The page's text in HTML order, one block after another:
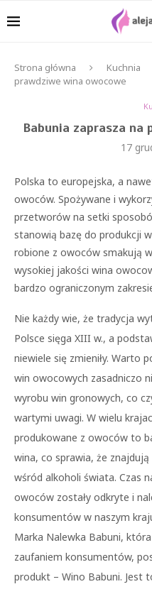
Strona główna Kuchnia
prawdziwe wina owocowe
Babunia zaprasza na
17
Polska to europejska, a
owoców. Spożywane i
przetworów na setki
stanowią bazę do produkcji
robione z owoców smakują
wysokiej jakości wina
bardzo ograniczonym
Nie każdy wie, że tradycja
Polsce sięga XIII w., a
niewiele się zmieniły. Warto
win owocowych zasadniczo
wyrobu win gronowych, co
wartymi uwagi. W wielu
produkowane z owoców to
wina, co sprawia, że
wśród alkoholi świata. Czas
owoców zostały odkryte i
konsumentów w naszym
Marka Nalewka Babuni,
zaufaniem konsumentów,
produkt – Wino Babuni. Jest